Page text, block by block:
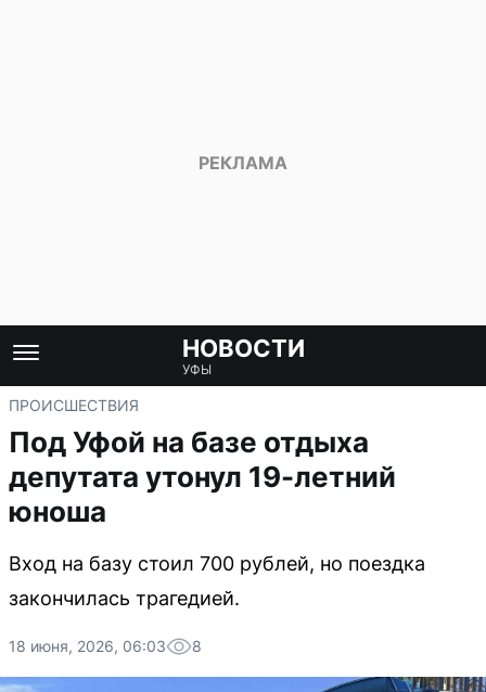
НОВОСТИ
УФЫ
ПРОИСШЕСТВИЯ
Под Уфой на базе отдыха
депутата утонул 19-летний
юноша
Вход на базу стоил 700 рублей, но поездка
закончилась трагедией.
18 июня, 2026, 06:03 8